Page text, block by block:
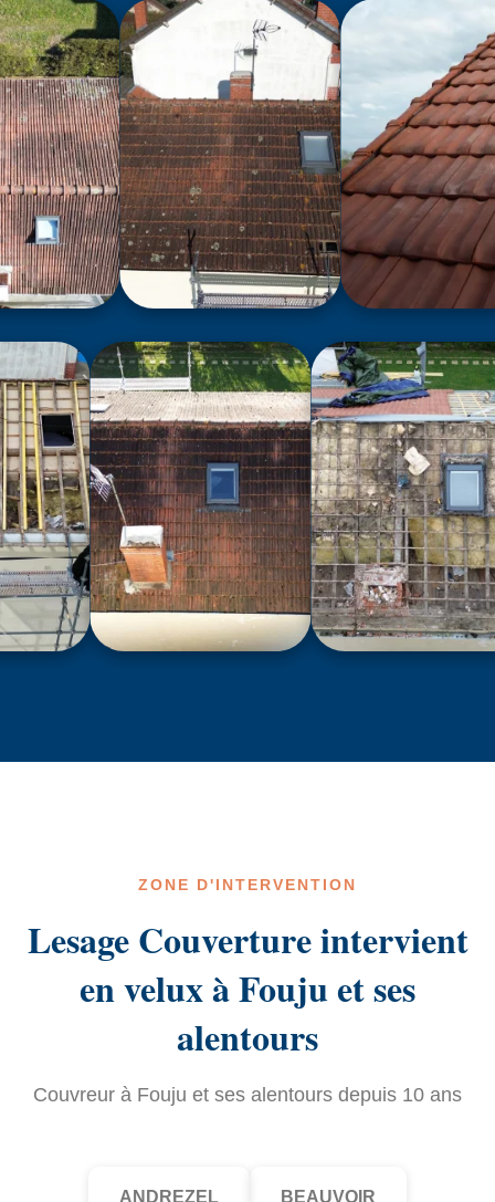
ZONE D'INTERVENTION
Lesage Couverture intervient
en velux à Fouju et ses
alentours
Couvreur à Fouju et ses alentours depuis 10 ans
ANDREZEL BEAUVOIR